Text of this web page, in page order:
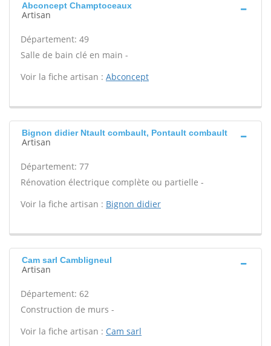
Abconcept Champtoceaux
Artisan
Département: 49
Salle de bain clé en main -
Voir la fiche artisan : Abconcept
Bignon didier Ntault combault, Pontault combault
Artisan
Département: 77
Rénovation électrique complète ou partielle -
Voir la fiche artisan : Bignon didier
Cam sarl Cambligneul
Artisan
Département: 62
Construction de murs -
Voir la fiche artisan : Cam sarl